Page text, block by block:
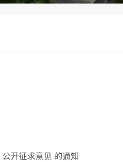
开征求意见 的通知